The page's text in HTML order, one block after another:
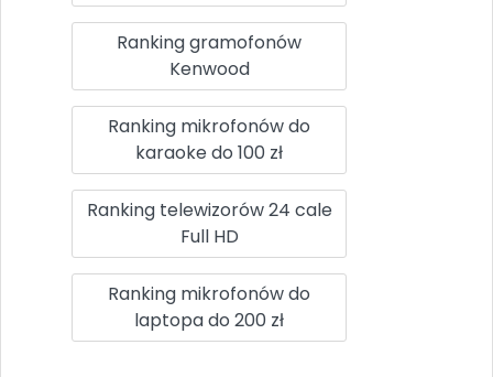
Ranking gramofonów
Kenwood
Ranking mikrofonów do
karaoke do 100 zł
Ranking telewizorów 24 cale
Full HD
Ranking mikrofonów do
laptopa do 200 zł